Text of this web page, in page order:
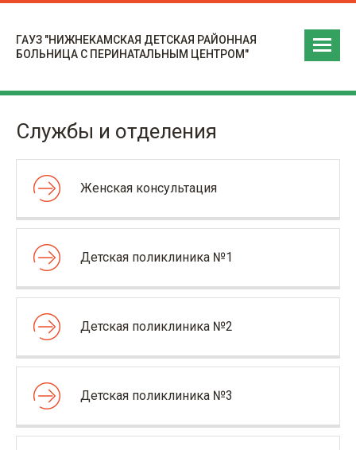
ГАУЗ "НИЖНЕКАМСКАЯ ДЕТСКАЯ РАЙОННАЯ
БОЛЬНИЦА С ПЕРИНАТАЛЬНЫМ ЦЕНТРОМ"
Службы и отделения
Женская консультация
Детская поликлиника №1
Детская поликлиника №2
Детская поликлиника №3